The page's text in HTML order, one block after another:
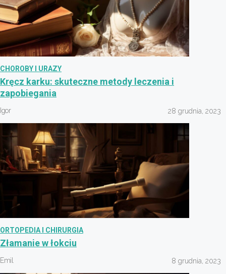
CHOROBY I URAZY
Kręcz karku: skuteczne metody leczenia i
zapobiegania
Igor 28 grudnia, 2023
ORTOPEDIA I CHIRURGIA
Złamanie w łokciu
Emil 8 grudnia, 2023